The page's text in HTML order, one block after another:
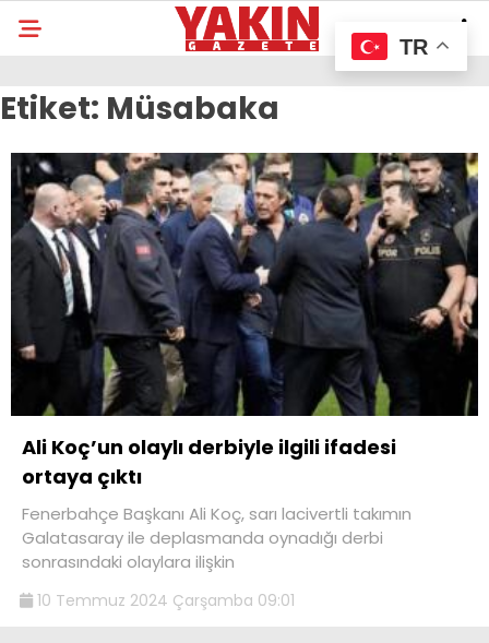
Etiket: Müsabaka
Ali Koç’un olaylı derbiyle ilgili ifadesi
ortaya çıktı
Fenerbahçe Başkanı Ali Koç, sarı lacivertli takımın
Galatasaray ile deplasmanda oynadığı derbi
sonrasındaki olaylara ilişkin
10 Temmuz 2024 Çarşamba 09:01
TR